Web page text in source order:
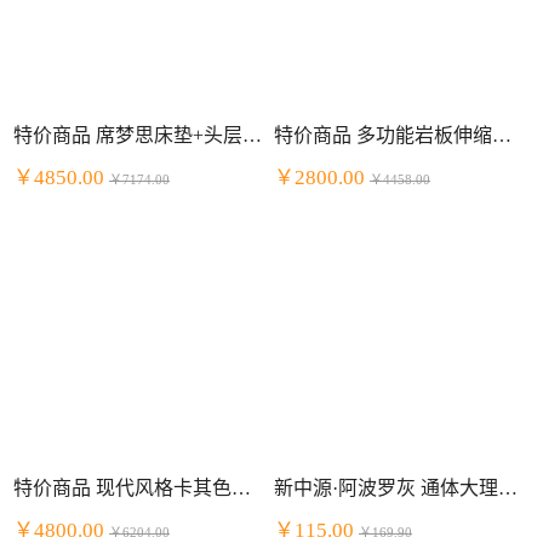
特价商品 席梦思床垫+头层牛皮床套装 明星组合
￥4850.00 ￥7174.00
特价商品 多功能岩板伸缩餐桌餐厅套装 一桌四椅
￥2800.00 ￥4458.00
特价商品 现代风格卡其色头层牛皮+PVC组合沙发
￥4800.00 ￥6204.00
新中源·阿波罗灰 通体大理石（2NB9034）
￥115.00 ￥169.90